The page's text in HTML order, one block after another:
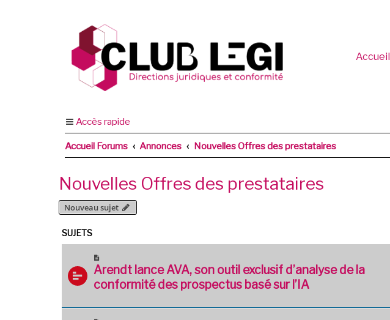
Accueil
Accès rapide
Accueil Forums Annonces Nouvelles Offres des prestataires
Nouvelles Offres des prestataires
Nouveau sujet
SUJETS
Arendt lance AVA, son outil exclusif d’analyse de la
conformité des prospectus basé sur l’IA